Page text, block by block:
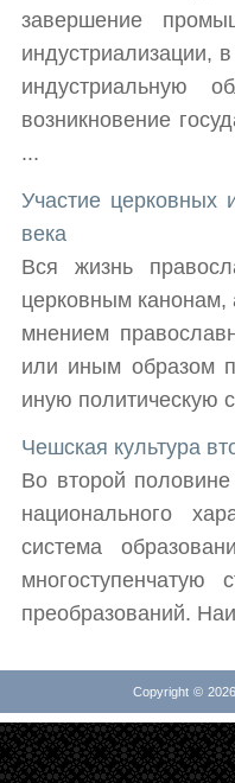
завершение
индустриализации,
индустриальную
возникновение
...
Участие церковных
века
Вся жизнь
церковным канонам,
мнением
или иным образом
иную политическую
Чешская культура
Во второй
национального
система
многоступенчатую
преобразований.
Copyright ©